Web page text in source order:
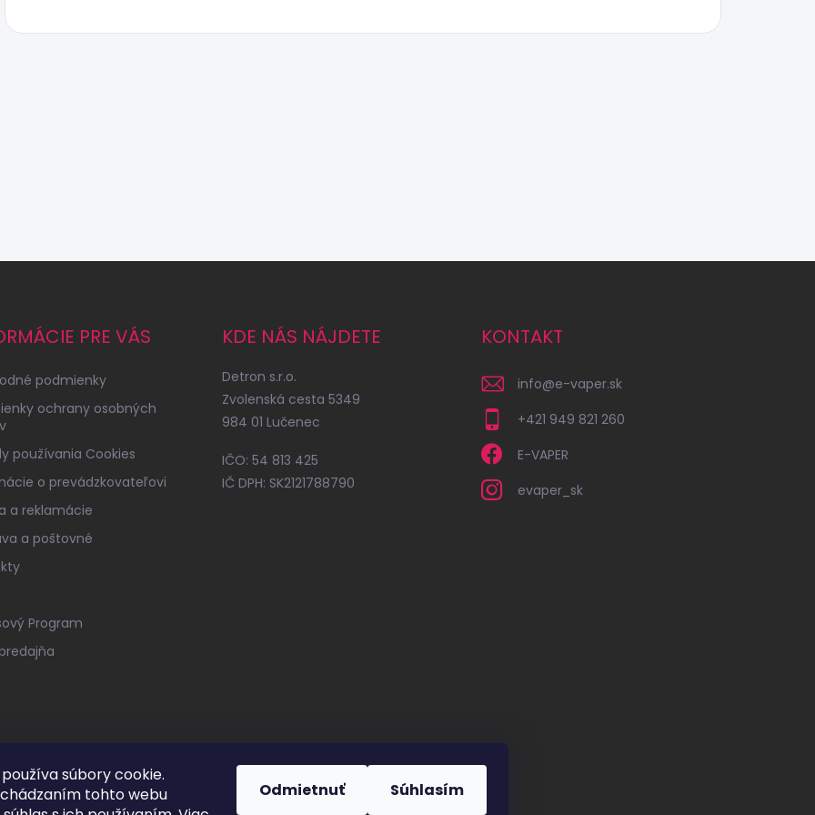
súbory cookie.
tohto webu
Odmietnuť Súhlasím
PRE VÁS
podmienky
ochrany osobných
používania Cookies
o prevádzkovateľovi
a reklamácie
a poštovné
Program
KDE NÁS NÁJDETE
Detron s.r.o.
Zvolenská cesta 5349
984 01 Lučenec
IČO: 54 813 425
IČ DPH: SK2121788790
KONTAKT
info@e-vaper.sk
+421 949 821 260
E-VAPER
evaper_sk